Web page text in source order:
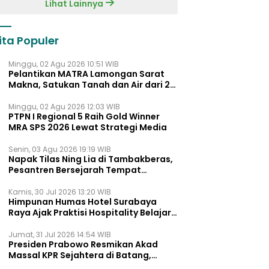
Lihat Lainnya
Populer
Minggu, 02 Agu 2026 10:51 WIB
Pelantikan MATRA Lamongan Sarat
Makna, Satukan Tanah dan Air dari 27
Minggu, 02 Agu 2026 12:03 WIB
PTPN I Regional 5 Raih Gold Winner
MRA SPS 2026 Lewat Strategi Media
Senin, 03 Agu 2026 19:19 WIB
Napak Tilas Ning Lia di Tambakberas,
Pesantren Bersejarah Tempat
Kamis, 30 Jul 2026 13:20 WIB
Himpunan Humas Hotel Surabaya
Raya Ajak Praktisi Hospitality Belajar
Jumat, 31 Jul 2026 14:54 WIB
Presiden Prabowo Resmikan Akad
Massal KPR Sejahtera di Batang,